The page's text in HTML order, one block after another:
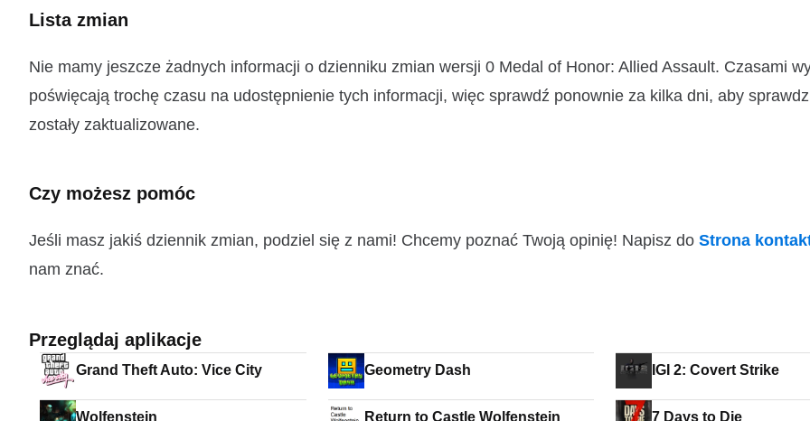
Lista zmian
Nie mamy jeszcze żadnych informacji o dzienniku zmian wersji 0 Medal of Honor: Allied Assault. Czasami
poświęcają trochę czasu na udostępnienie tych informacji, więc sprawdź ponownie za kilka dni, aby
zostały zaktualizowane.
Czy możesz pomóc
Jeśli masz jakiś dziennik zmian, podziel się z nami! Chcemy poznać Twoją opinię! Napisz do Strona
nam znać.
Przeglądaj aplikacje
Grand Theft Auto: Vice City Geometry Dash IGI 2: Covert Strike
Wolfenstein Return to Castle Wolfenstein 7 Days to Die